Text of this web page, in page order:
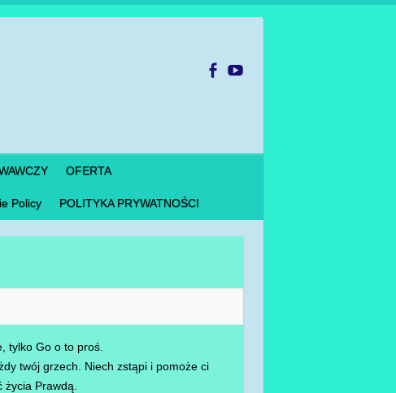
OFERTA
Policy POLITYKA PRYWATNOŚCI
tylko Go o to proś.
twój grzech. Niech zstąpi i pomoże ci
Prawdą.